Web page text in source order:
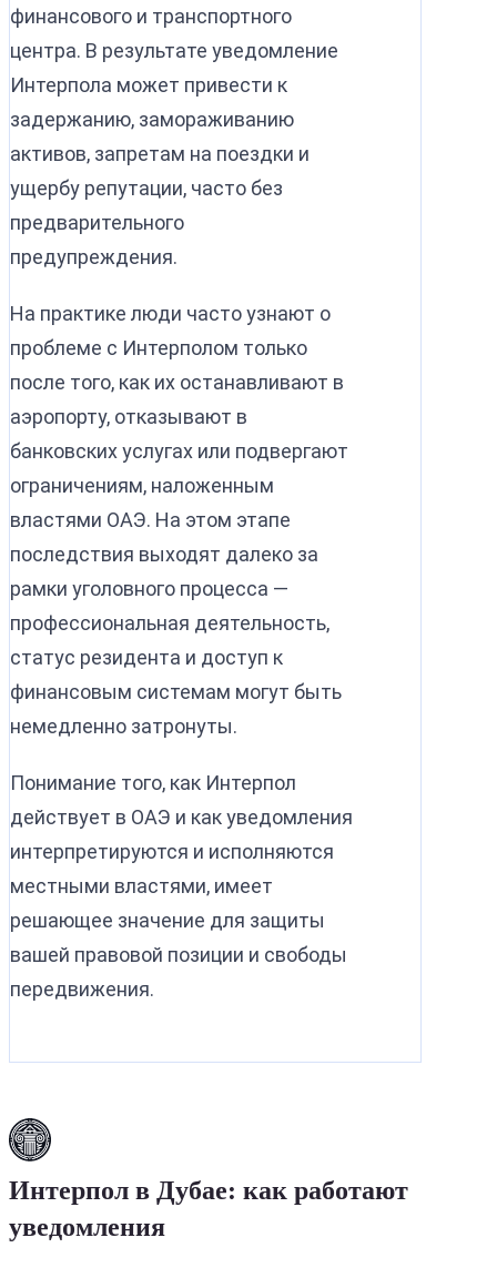
финансового и транспортного
центра. В результате уведомление
Интерпола может привести к
задержанию, замораживанию
активов, запретам на поездки и
ущербу репутации, часто без
предварительного
предупреждения.
На практике люди часто узнают о
проблеме с Интерполом только
после того, как их останавливают в
аэропорту, отказывают в
банковских услугах или подвергают
ограничениям, наложенным
властями ОАЭ. На этом этапе
последствия выходят далеко за
рамки уголовного процесса —
профессиональная деятельность,
статус резидента и доступ к
финансовым системам могут быть
немедленно затронуты.
Понимание того, как Интерпол
действует в ОАЭ и как уведомления
интерпретируются и исполняются
местными властями, имеет
решающее значение для защиты
вашей правовой позиции и свободы
передвижения.
Интерпол в Дубае: как работают
уведомления